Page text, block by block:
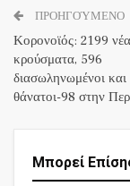
ΠΡΟΗΓΟΎΜΕΝΟ
Κορονοϊός: 2199 νέα
κρούσματα, 596
διασωληνωμένοι
θάνατοι-98 στην
Μπορεί